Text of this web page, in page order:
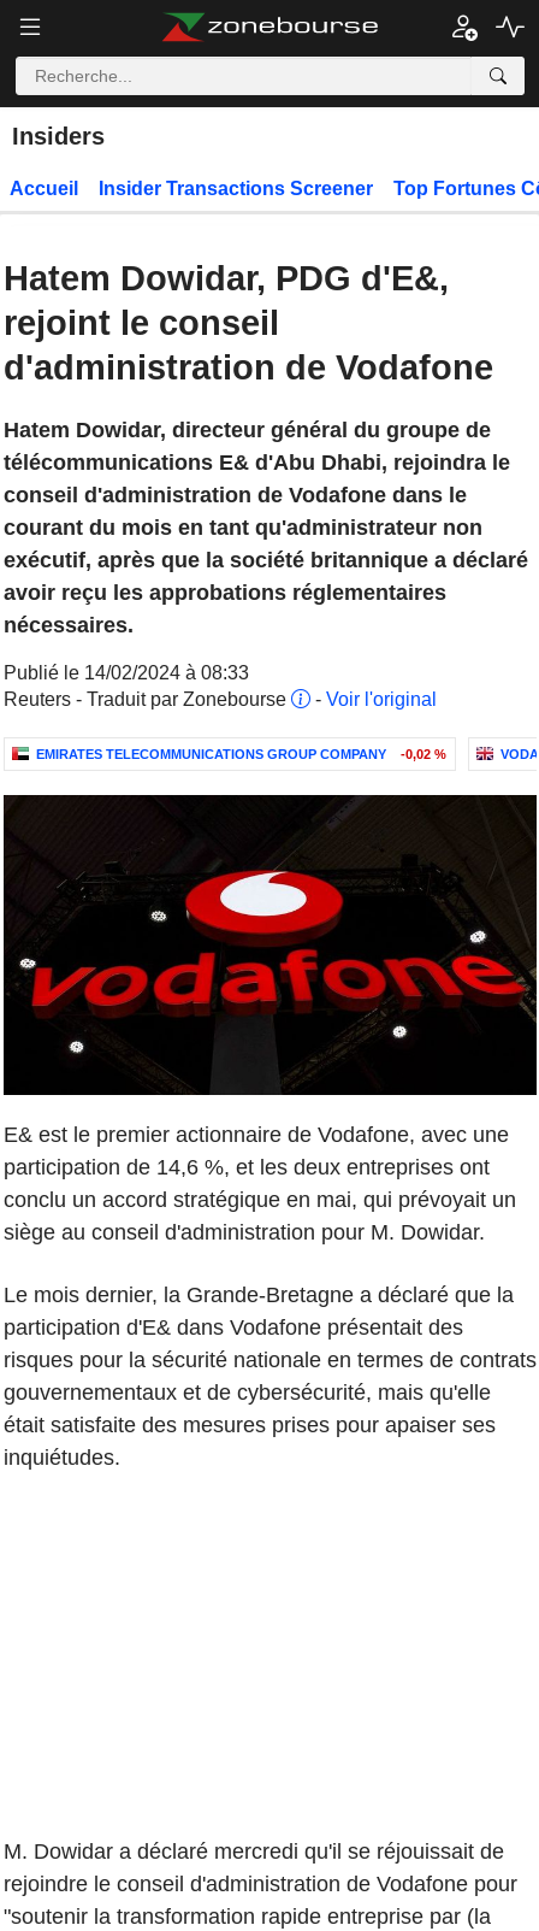
Insiders
Accueil Insider Transactions Screener Top Fortunes
Hatem Dowidar, PDG d'E&,
rejoint le conseil
d'administration de Vodafone
Hatem Dowidar, directeur général du groupe de
télécommunications E& d'Abu Dhabi, rejoindra le
conseil d'administration de Vodafone dans le
courant du mois en tant qu'administrateur non
exécutif, après que la société britannique a déclaré
avoir reçu les approbations réglementaires
nécessaires.
Publié le 14/02/2024 à 08:33
Reuters - Traduit par Zonebourse
- Voir l'original
EMIRATES TELECOMMUNICATIONS GROUP COMPANY -0,02 %
E& est le premier actionnaire de Vodafone, avec une
participation de 14,6 %, et les deux entreprises ont
conclu un accord stratégique en mai, qui prévoyait un
siège au conseil d'administration pour M. Dowidar.
Le mois dernier, la Grande-Bretagne a déclaré que la
participation d'E& dans Vodafone présentait des
risques pour la sécurité nationale en termes de contrats
gouvernementaux et de cybersécurité, mais qu'elle
était satisfaite des mesures prises pour apaiser ses
inquiétudes.
M. Dowidar a déclaré mercredi qu'il se réjouissait de
rejoindre le conseil d'administration de Vodafone pour
"soutenir la transformation rapide entreprise par (la